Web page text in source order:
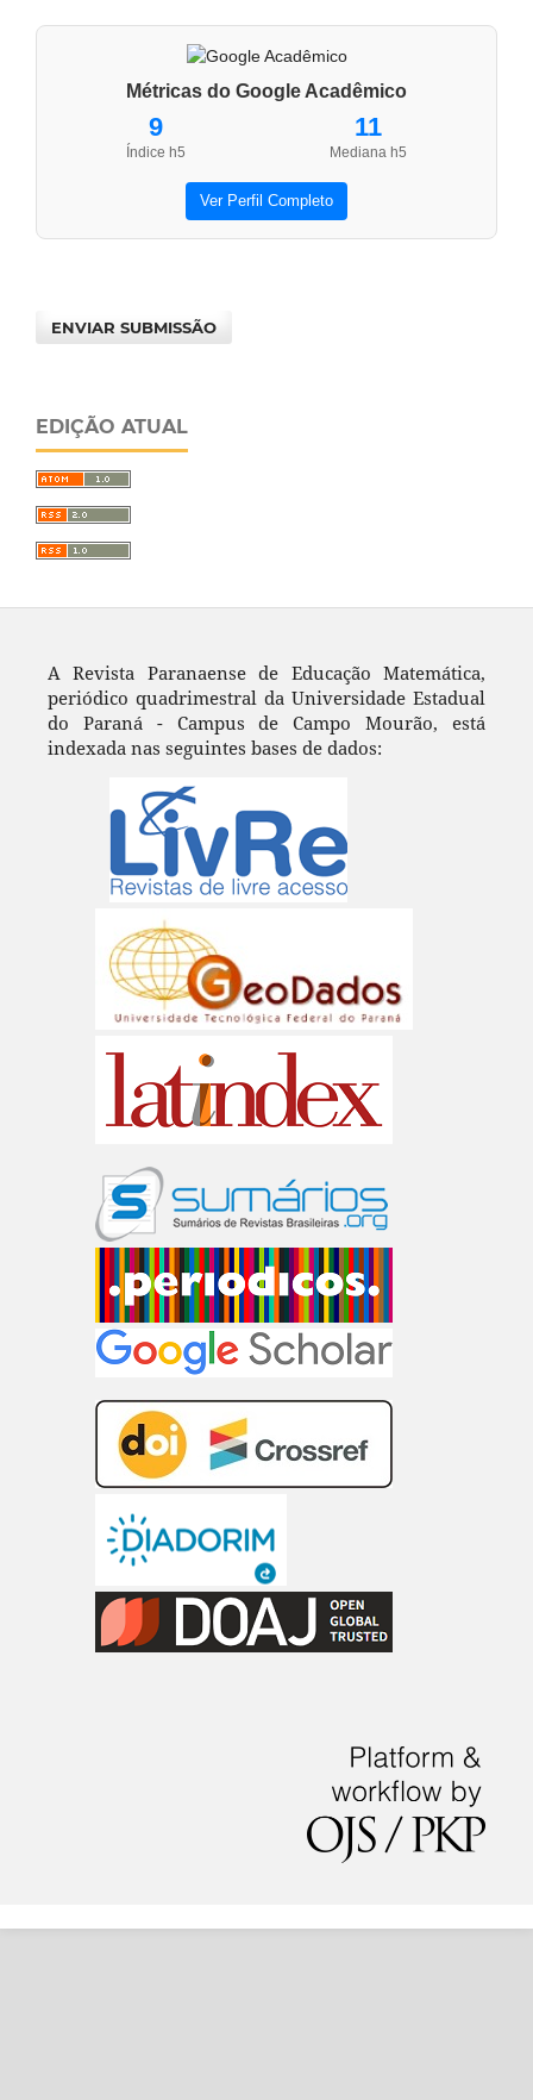
Métricas do Google Acadêmico
9
Índice h5
11
Mediana h5
Ver Perfil Completo
ENVIAR SUBMISSÃO
EDIÇÃO ATUAL
A Revista Paranaense de Educação Matemática,
periódico quadrimestral da Universidade Estadual
do Paraná - Campus de Campo Mourão, está
indexada nas seguintes bases de dados: